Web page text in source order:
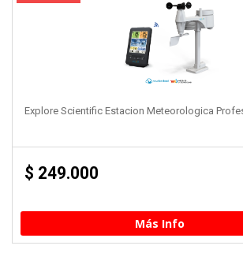
Explore Scientific Estacion Meteorologica
$ 249.000
Más Info